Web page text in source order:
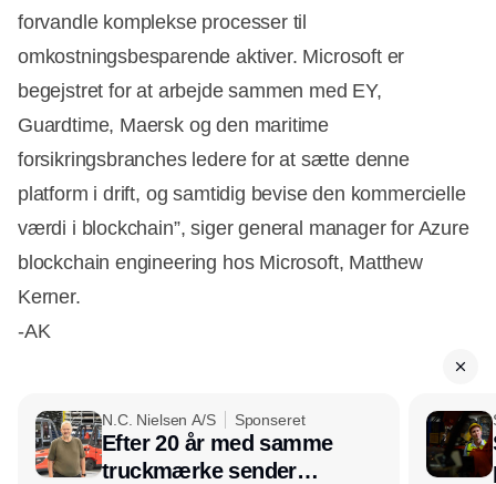
forvandle komplekse processer til
omkostningsbesparende aktiver. Microsoft er
begejstret for at arbejde sammen med EY,
Guardtime, Maersk og den maritime
forsikringsbranches ledere for at sætte denne
platform i drift, og samtidig bevise den kommercielle
værdi i blockchain”, siger general manager for Azure
blockchain engineering hos Microsoft, Matthew
Kerner.
-AK
N.C. Nielsen A/S Sponseret
Efter 20 år med samme
truckmærke sender